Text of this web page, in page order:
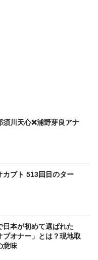
須川天心❌浦野芽良アナ
カブト 513回目のター
日本が初めて選ばれた
ブオナー」とは？現地取
意味